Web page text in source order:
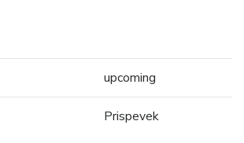
upcoming
Prispevek